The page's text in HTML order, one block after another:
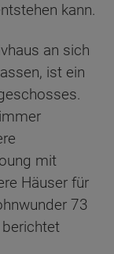
kann.
an sich
ist ein
mit
Häuser für
73